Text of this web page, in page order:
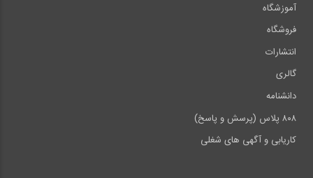
آموزشگاه
فروشگاه
انتشارات
گالری
دانشنامه
۸۰۸ پلاس (پرسش و پاسخ)
کاریابی و آگهی های شغلی